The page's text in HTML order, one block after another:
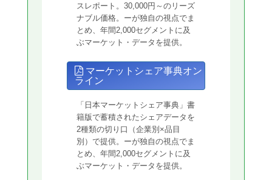
スレポート。30,000円～のリーズ
ナブル価格。ーが独自の視点でま
とめ、年間2,000セグメントに及
ぶマーケット・データを提供。
マーケットシェア事典オン
ライン
「日本マーケットシェア事典」書
籍版で蓄積されたシェアデータを
2種類の切り口（企業別×品目
別）で提供。ーが独自の視点でま
とめ、年間2,000セグメントに及
ぶマーケット・データを提供。